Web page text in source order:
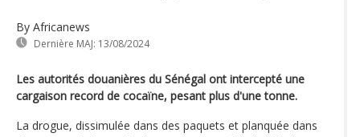
By Africanews
Dernière MAJ: 13/08/2024
Les autorités douanières du Sénégal ont intercepté une
cargaison record de cocaïne, pesant plus d'une tonne.
La drogue, dissimulée dans des paquets et planquée dans